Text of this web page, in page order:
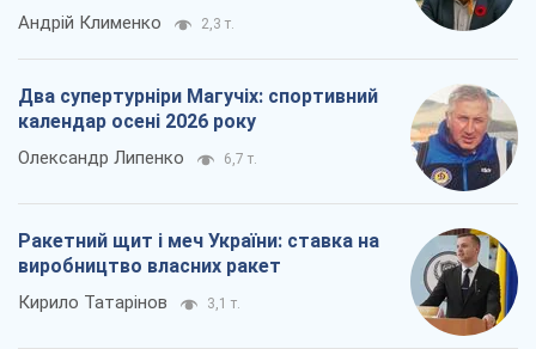
Андрій Клименко 2,3 т.
Два супертурніри Магучіх: спортивний
календар осені 2026 року
Олександр Липенко 6,7 т.
Ракетний щит і меч України: ставка на
виробництво власних ракет
Кирило Татарінов 3,1 т.